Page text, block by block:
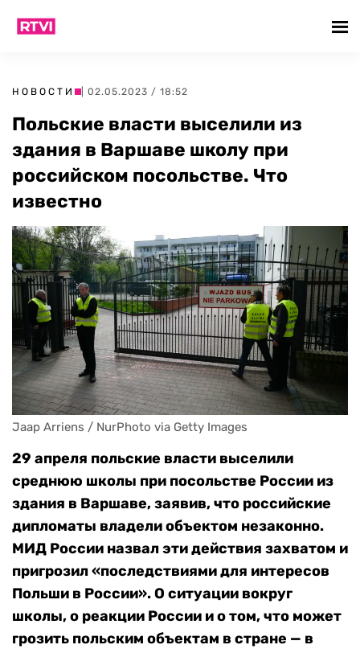
НОВОСТИ | 02.05.2023 / 18:52
Польские власти выселили из
здания в Варшаве школу при
российском посольстве. Что
известно
Jaap Arriens / NurPhoto via Getty Images
29 апреля польские власти выселили
среднюю школы при посольстве России из
здания в Варшаве, заявив, что российские
дипломаты владели объектом незаконно.
МИД России назвал эти действия захватом и
пригрозил «последствиями для интересов
Польши в России». О ситуации вокруг
школы, о реакции России и о том, что может
грозить польским объектам в стране — в